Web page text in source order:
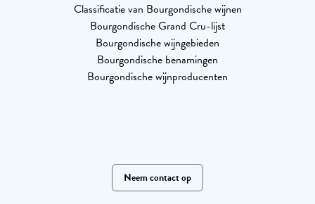
Classificatie van Bourgondische wijnen
Bourgondische Grand Cru-lijst
Bourgondische wijngebieden
Bourgondische benamingen
Bourgondische wijnproducenten
Neem contact op